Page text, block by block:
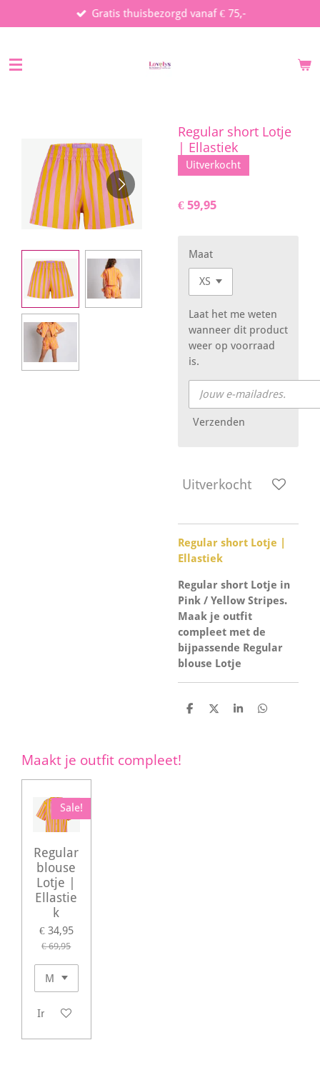
direct
de
Gratis thuisbezorgd vanaf € 75,-
Regular short Lotje
| Ellastiek
Uitverkocht
€ 59,95
Maat
Laat het me weten
wanneer dit product
weer op voorraad
is.
Verzenden
Uitverkocht
Regular short Lotje |
Ellastiek
Regular short Lotje in
Pink / Yellow Stripes.
Maak je outfit
compleet met de
bijpassende Regular
blouse Lotje
D
D
S
D
Maakt je outfit compleet!
Sale!
Regular
blouse
Lotje |
Ellastie
k
€ 34,95
€ 69,95
In winkelwagen